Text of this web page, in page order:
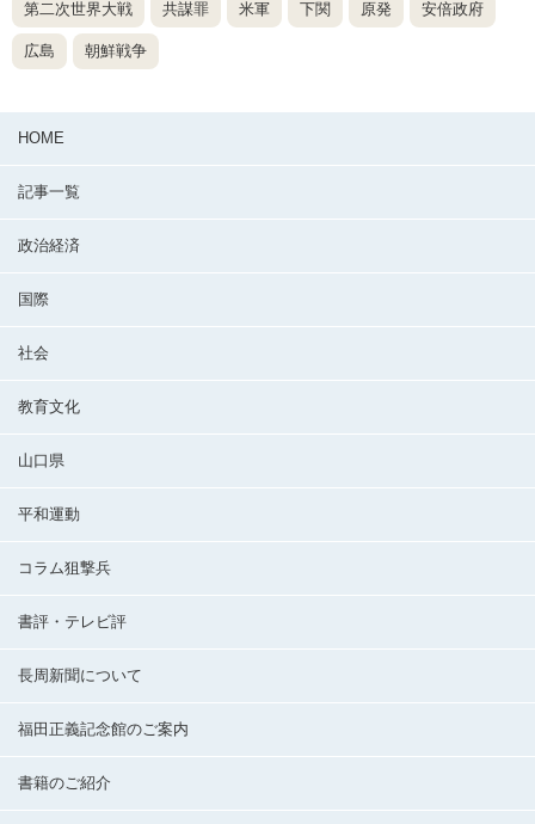
第二次世界大戦 共謀罪 米軍 下関 原発 安倍政府
広島 朝鮮戦争
HOME
記事一覧
政治経済
国際
社会
教育文化
山口県
平和運動
コラム狙撃兵
書評・テレビ評
長周新聞について
福田正義記念館のご案内
書籍のご紹介